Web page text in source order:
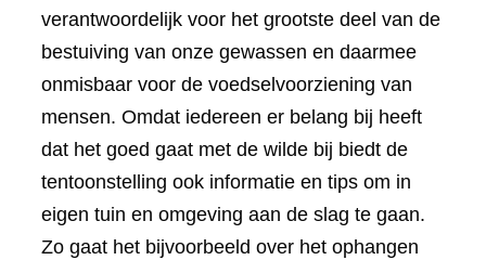
verantwoordelijk voor het grootste deel van de
bestuiving van onze gewassen en daarmee
onmisbaar voor de voedselvoorziening van
mensen. Omdat iedereen er belang bij heeft
dat het goed gaat met de wilde bij biedt de
tentoonstelling ook informatie en tips om in
eigen tuin en omgeving aan de slag te gaan.
Zo gaat het bijvoorbeeld over het ophangen